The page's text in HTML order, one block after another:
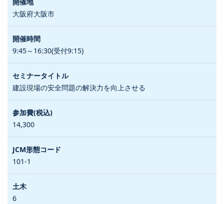
大阪府大阪市
9:45～16:30(受付9:15)
建設現場の安全問題の解決力を向上させる
14,300
101-1
6